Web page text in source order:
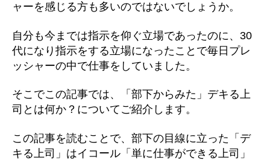
ャーを感じる方も多いのではないでしょうか。
自分も今までは指示を仰ぐ立場であったのに、30
代になり指示をする立場になったことで毎日プレ
ッシャーの中で仕事をしていました。
そこでこの記事では、「部下からみた」デキる上
司とは何か？についてご紹介します。
この記事を読むことで、部下の目線に立った「デ
キる上司」はイコール「単に仕事ができる上司」